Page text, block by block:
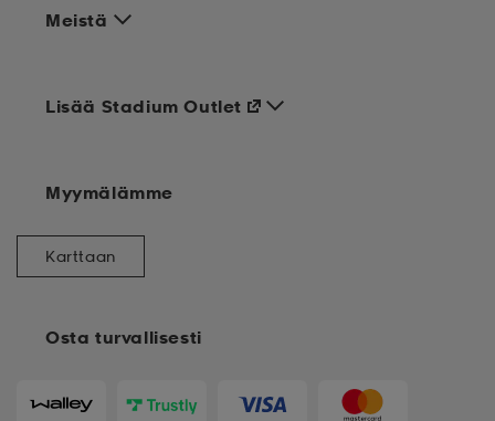
Meistä
Osta turvallisesti
Lisää Stadium Outlet
Myymälämme
Karttaan